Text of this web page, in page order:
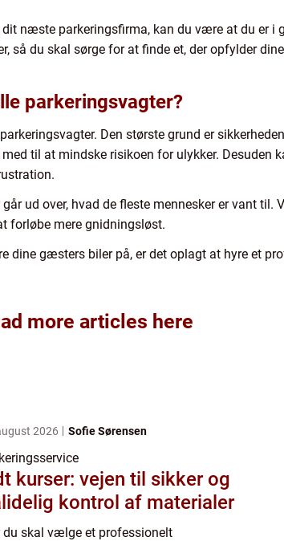
næste parkeringsfirma, kan du være at du er i
så du skal sørge for at finde et, der opfylder
parkeringsvagter?
Den største grund er
til at mindske risikoen for ulykker. Desuden
ud over, hvad de fleste mennesker er vant
forløbe mere gnidningsløst.
dine gæsters biler på, er det oplagt at hyre et
more articles here
2026 Sofie Sørensen
kurser: vejen til sikker og
kontrol af materialer
du skal vælge et professionelt